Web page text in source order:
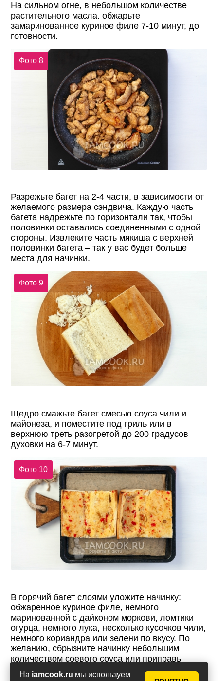
На iamcook.ru мы используем
На сильном огне, в небольшом количестве
растительного масла, обжарьте
замаринованное куриное филе 7-10 минут, до
готовности.
Фото 8
Разрежьте багет на 2-4 части, в зависимости от
желаемого размера сэндвича. Каждую часть
багета надрежьте по горизонтали так, чтобы
половинки оставались соединенными с одной
стороны. Извлеките часть мякиша с верхней
половинки багета – так у вас будет больше
места для начинки.
Фото 9
Щедро смажьте багет смесью соуса чили и
майонеза, и поместите под гриль или в
верхнюю треть разогретой до 200 градусов
духовки на 6-7 минут.
Фото 10
В горячий багет слоями уложите начинку:
обжаренное куриное филе, немного
маринованной с дайконом моркови, ломтики
огурца, немного лука, несколько кусочков чили,
немного кориандра или зелени по вкусу. По
желанию, сбрызните начинку небольшим
количеством соевого соуса или приправы
«Maggi Seasoning».